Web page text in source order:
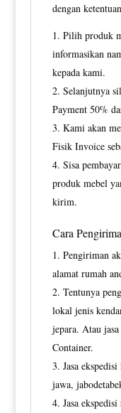
dengan
Pilih produk
informasikan
kepada kami.
Selanjutnya
Payment 50%
Kami akan
Fisik Invoice
Sisa
produk mebel
kirim.
Cara
Pengiriman
alamat rumah
Tentunya
lokal jenis
jepara. Atau
Container.
Jasa
jawa,
Jasa